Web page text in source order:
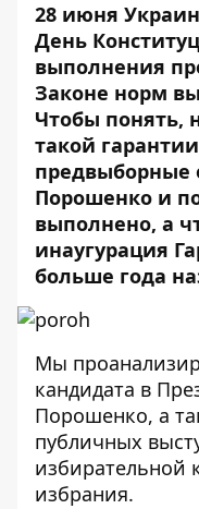
28 июня
День
выполнения
Законе норм
Чтобы понять,
такой
предвыборные
Порошенко и
выполнено, а
инаугурация
больше года
Мы
кандидата в
Порошенко, а
публичных
избирательной
избрания.